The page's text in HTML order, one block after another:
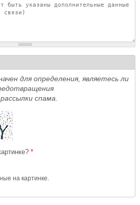
для определения, являетесь ли
спама.
*
на картинке.